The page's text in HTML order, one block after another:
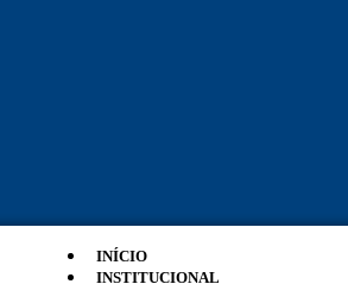
INÍCIO
INSTITUCIONAL